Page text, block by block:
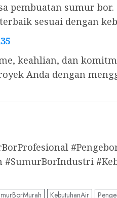
sumur
sesuai dengan
keahlian, dan
Anda dengan
#SumurBorIndustri
KebutuhanAir